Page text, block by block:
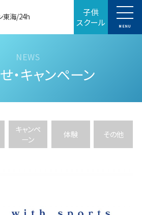
東海/24h 子供
スクール MENU
・キャンペーン
キャンペ
ーン
体験 その他